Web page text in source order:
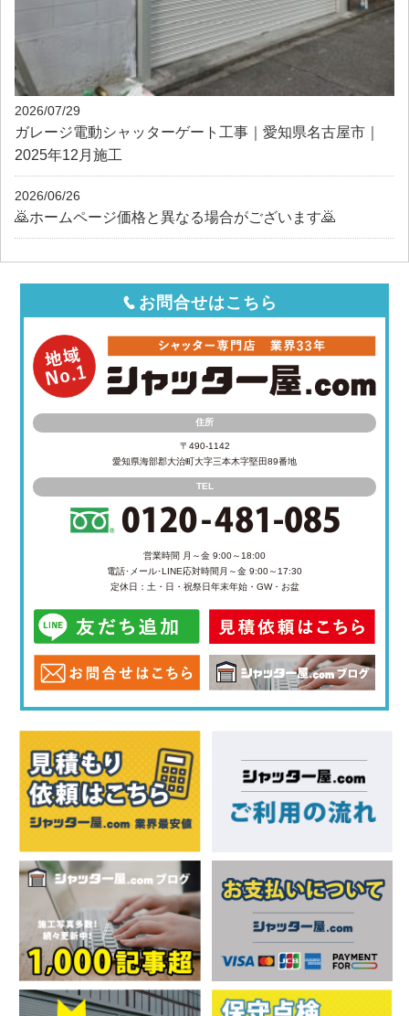
2026/07/29
ガレージ電動シャッターゲート工事｜愛知県名古屋市｜
2025年12月施工
2026/06/26
🙇ホームページ価格と異なる場合がございます🙇
お問合せはこちら
住所
〒490-1142
愛知県海部郡大治町大字三本木字堅田89番地
TEL
営業時間 月～金 9:00～18:00
電話･メール･LINE応対時間 月～金 9:00～17:30
定休日：土・日・祝祭日年末年始・GW・お盆